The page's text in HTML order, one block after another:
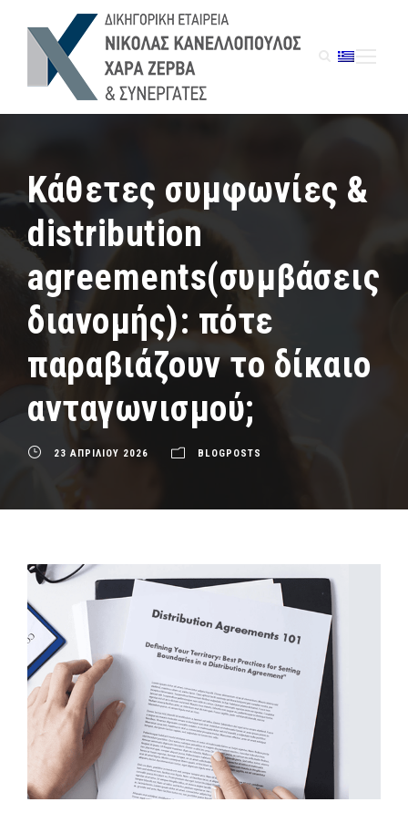
Κάθετες συμφωνίες &
distribution
agreements(συμβάσεις
διανομής): πότε
παραβιάζουν το δίκαιο
ανταγωνισμού;
23 ΑΠΡΙΛΙΟΥ 2026 BLOGPOSTS